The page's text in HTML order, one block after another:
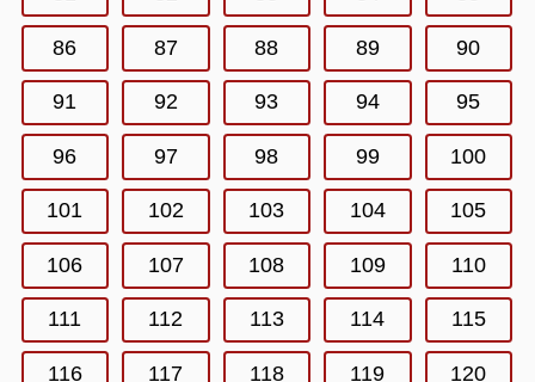
86 87 88 89 90
91 92 93 94 95
96 97 98 99 100
101 102 103 104 105
106 107 108 109 110
111 112 113 114 115
116 117 118 119 120